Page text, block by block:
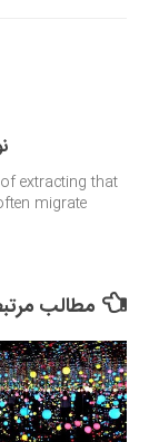
extracting that
migrate...
مطالب